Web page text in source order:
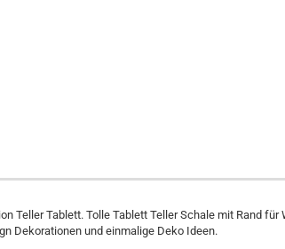
Teller Tablett. Tolle Tablett Teller Schale mit Rand für
Dekorationen und einmalige Deko Ideen.